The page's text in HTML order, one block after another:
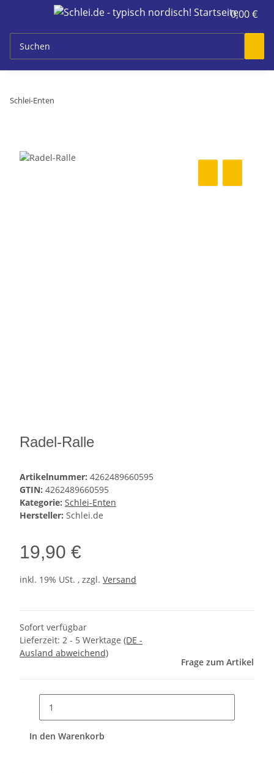
0,00 €
Schlei-Enten
Radel-Ralle
Artikelnummer: 4262489660595
GTIN: 4262489660595
Kategorie: Schlei-Enten
Hersteller: Schlei.de
19,90 €
inkl. 19% USt. , zzgl. Versand
Sofort verfügbar
Lieferzeit: 2 - 5 Werktage (DE -
Ausland abweichend)
Frage zum Artikel
In den Warenkorb